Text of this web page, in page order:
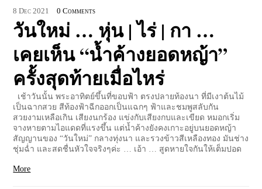
8 Dec 2021 0 Comments
วันใหม่ … หุ่น | ไร่ | กา …
เคยเห็น “น้ำค้างยอดหญ้า”
ครั้งสุดท้ายเมื่อไหร่
เช้าวันนั้น พระอาทิตย์ขึ้นที่ขอบฟ้า ตรงปลายท้องนา ที่มีเงาต้นไม้
เป็นฉากสวย สีท้องฟ้าฉีกออกเป็นแฉกๆ ฟ้าและชมพูสลับกัน
สวยงามเหลือเกิน เสียงนกร้อง แข่งกับเสียงกบและเขียด หมอกเริ่ม
จางหายตามไอแดดที่แรงขึ้น แต่น้ำค้างยังคงเกาะอยู่บนยอดหญ้า
สัญญานของ “วันใหม่” กลางทุ่งนา และรวงข้าวสีเหลืองทอง มันช่าง
ชุ่มฉ่ำ และสดชื่นหัวใจจริงๆค่ะ … เอ้า … สูดหายใจกันให้เต็มปอด
More